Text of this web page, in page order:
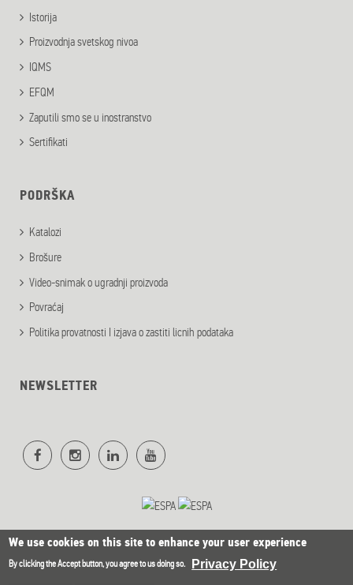
Istorija
Proizvodnja svetskog nivoa
IQMS
EFQM
Zaputili smo se u inostranstvo
Sertifikati
PODRŠKA
Katalozi
Brošure
Video-snimak o ugradnji proizvoda
Povraćaj
Politika provatnosti I izjava o zastiti licnih podataka
NEWSLETTER
We use cookies on this site to enhance your user experience
By clicking the Accept button, you agree to us doing so. Privacy Policy